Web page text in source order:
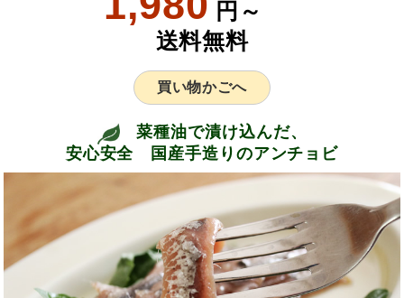
円～
送料無料
買い物かごへ
菜種油で漬け込んだ、
安心安全 国産手造りのアンチョビ